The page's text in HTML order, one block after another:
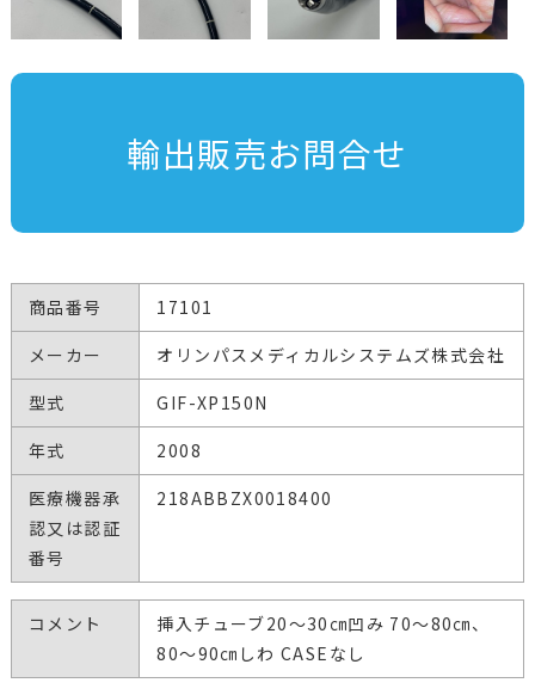
輸出販売お問合せ
商品番号
17101
メーカー
オリンパスメディカルシステムズ株式会社
型式
GIF-XP150N
年式
2008
医療機器承
認又は認証
番号
218ABBZX0018400
コメント
挿入チューブ20～30㎝凹み 70～80㎝、
80～90㎝しわ CASEなし